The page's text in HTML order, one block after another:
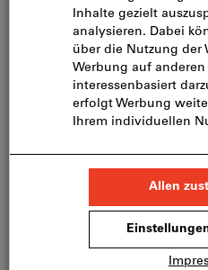
Lieferung in 3 - 4
Bitte beachten Sie
Beratung:
Diesen Artikel
Hersteller, da er nicht
Artikel merken